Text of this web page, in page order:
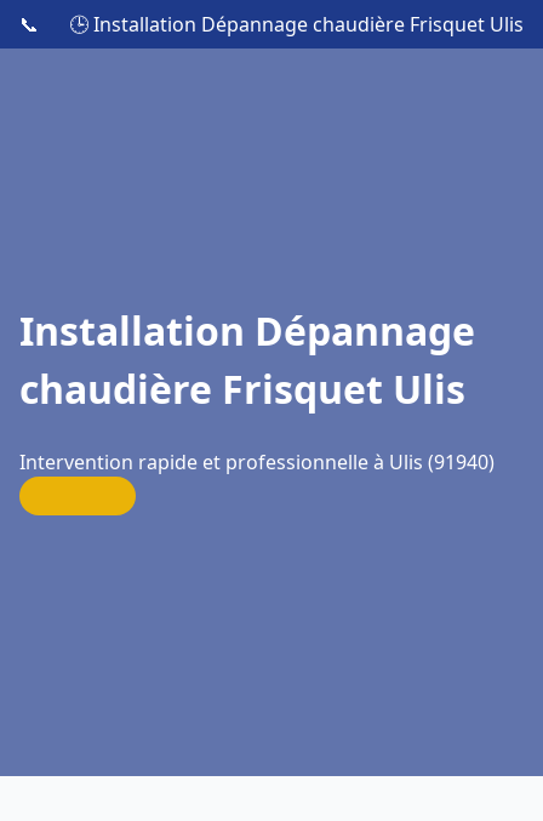
📞 🕒 Installation Dépannage chaudière Frisquet Ulis
Installation Dépannage
chaudière Frisquet Ulis
Intervention rapide et professionnelle à Ulis (91940)